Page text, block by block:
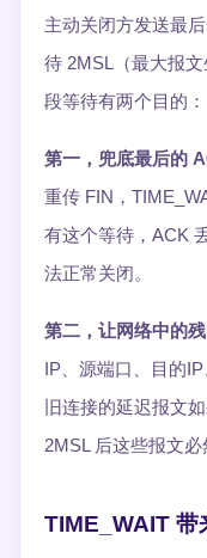
主动关闭方发送最
待 2MSL（最大报
段等待有两个目的：
第一，兜底最后的
重传 FIN，
有这个等待，ACK
法正常关闭。
第二，让网络中的残
IP、源端口、目的
旧连接的延迟报文
2MSL 后这些报文必
TIME_WAIT 带